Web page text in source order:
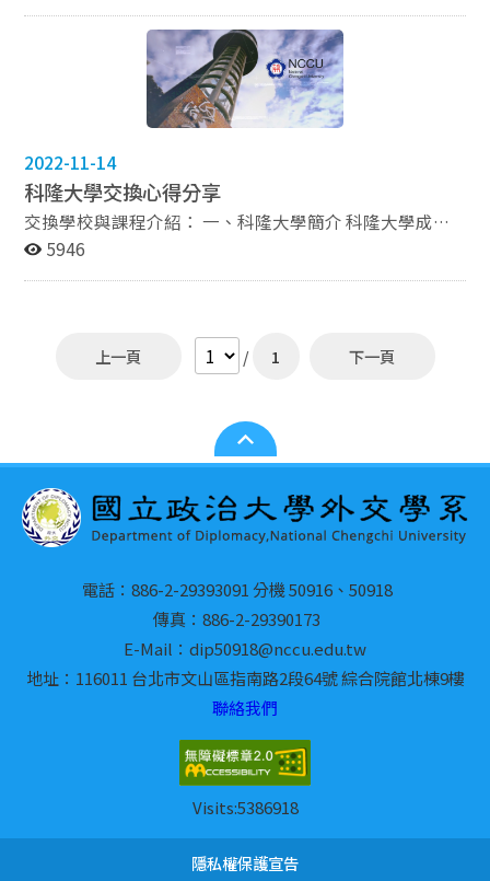
如果有機會申請、資格符合的獎學金，就去申請吧!我自
己也是這樣，不斷嘗試，即便經濟狀況可以負擔，畢竟出
國仍是一筆龐大的開銷，申請到獎學金也不無小補。 除
了背景資料之外，也要記得去查詢國合處公告的交換學校
名單以及相關出國資料。行政作業方面，我自己先查詢自
不會影響畢業後，才繼續查詢國合處相關資料。為了體諒
國合處的助教、專員們，請學弟妹們真的要認真查詢、下
載國合處給你的行前資料。 3.選定目標後開始準備相關申
請資料 *考托福( 我的學校只需要托福成績和在校成績，所
可以選擇補習，然後考試，每個人對於準備語言檢定考的
方式都不一樣，但我認為我應該能夠自己買書準備，所以
書計畫: 確實填寫國合處申請相關表格，並且繳交讀書計
畫。註冊時間請學弟妹們密切注意，遲交或沒交都會影響
你的交換申請成績，讀書計畫沒有特別格式，目的是為了
擬定你出國的目的和想做的事、以及未來相關的連結，我
自己除了有一份像企劃書一樣的讀書計畫外，我也像申請
對於你整個計畫的邏輯、確認自己的每一個步驟，同時又
可以練習一份申請研究所必寫的文件。當然如果學弟妹沒
空那就是用你自己的企劃力，寫出一份清楚、好閱讀並且
有執行可能的計畫書就可以了。 4.進入申請程序—口試、
筆試 如果你是申請其他語言組的(非英文組)，你會有筆
試，由於我是英文組的，這裡就無法分享筆試心得。口試
你的目的、目標，展現你的自信，說服面試官你做得到。
每個人平均5-10分鐘，英文口試，面試的老師不會為難
你，但你自己要準備好、清楚自己的計畫。因為我未來的
已有相關的實習經驗，我知道外交系的優勢以及藝術管理
acceptance letter或visa時比起部分歐洲國家真的100
分，在確認薦外交換名單後政⼤會主動聯絡RUG，然後你
就會收到RUG的信告訴你怎麼做。基本上只要跟著步驟就
不太會有意外發⽣（荷蘭⼈很可愛，跟你說⼤約需要10天
辦理最後就是會花10天，你也不⽤催不⽤急，除非超過他
跟你說的期限再寫信去問）。有個⼩tip在於學校可能會
給你⼀個時間期限叫你要匯錢或幹嘛，這種時候還是可以
儘早， 畢竟壓底線的結果就是會跟其他⼈擠在⼀起塞⾞然
後process拖更久，尤其在IND（荷蘭移民局）issue你的
MVV後還要到台北的辦事處領（不⽤再⾯試，但office
hour⼀個禮拜只開兩天早上，每次只有3個⼩時），所以
你必須提早線上預約，不然我的狀況就是能預約的時間已
不夠，最後就是要親⾃寫信去問能不能提早，他會看你的
狀況幫你插隊，也不⽤本⼈突然跑過去，畢竟辦事⼈員很
忙所以也不會有好臉⾊，最後也還是會叫你寫信問） For
RUG交換就必須具有商學院或經濟系的身份，⽽我個⼈雖
然是外交系的學⽣但我有雙主修經濟系的身分所以才成功
笨，他只會依⼤家的排名去分發卻不會過濾你本⼈有沒有
資格）。這邊tricky的地⽅在於申請acceptance letter的
過程你必須要繳交⼀些相關資料，但此時我才發現政⼤的
成績單上『並不會顯⽰你的雙主修身份！！！』（unless
你已修成畢業），所以我得想辦法證明我的雙主修身份以
避免資格不符被reject。我當時的解法是去學務處申請雙
主修證明，但是！！！學校其實並沒有相關的正式⽂件，
所以承辦⼈員是列印學⽣身份系統的『電腦截圖』給我
（看起來極度不正式），並且蓋⼀個學務處的章。okay，
真的不想跑翻譯然後外交部公正，所以我直接把截圖+蓋
章的列印⽂件掃描成pdf，然後⾃⼰在每⼀⾏⽂字旁邊加
上英⽂翻譯再跟我的成績單合起來⼀起輸出成⼀個檔案上
已⼤四，所以也明顯修習過非常多以同樣⼿法會不會成
表部世貿中心國貿大樓15樓申請由於高麗大學是非法滯留
率不足1%的認證大學故申請簽證時不用繳交存款證明 。
建議提前填好申請單與備妥相關文件，到窗口就可直接繳
件 大約一週就能憑單去領簽證 。 *到韓國後須處理事項 開
辦卡，此卡功能結合學生證、銀行卡、交通卡，但等學生
證發下來需要將近一個月的時間，所以我是在辦理登錄證
的時候拿著護照去隔壁的 우리은행 Woori Bank 櫃台開戶
的。在韓國大家不太用現金，台開戶的。在韓國大家不太
生訓練時會有關於這部分的說明。在拿到登錄證之前不能
出境，否則申請到的學生簽證會無效。登錄證相當於在韓
通線上刷卡功能。另外要注意，只要有搬家就必須去更改
地址。交換學期結束後回台灣前須將登錄證繳回給韓國的
海關。 通訊： 高麗大學附近有KT通訊行，能用護照辦門
號，等拿到登錄證之後再去實名認證即可用護照辦理的門
號要實名認證對通訊行來說程序較為麻煩所以也有可能被
拒絕依承辦人員的心情看他願不願意幫你辦，他堅持不肯
在台灣買好幾日用的網卡，避免到了當地沒有網路可查詢
一階段是選願望清單，每一門課都有可以修課的年級名額
數與交換生名額數，若選課人數沒超過名額的話，一階結
束後會自動加入你選的課。第二次選願望清單時可以再調
整想選的課。第二階段是正式選課，採先搶先贏制度，時
因超過名額數而落選的課程也是在這個要馬上把願望清單
的課程加到選課單裡，一階裡因超過名額數而落選的課程
也是在這個階段要手動選課。階段要手動選課。因每堂課
制，建議在一階時可找找沒有交換生選建議在一階時可找
找沒有交換生選的課，先加到清單裡直接先卡位。 上課情
2022-11-14
科隆大學交換心得分享
交換學校與課程介紹： ⼀、科隆⼤學簡介 科隆⼤學成⽴
於1388 年，是現今德國第⼆古⽼的⼤學。其中分為六⼤
後終於回到教室上課。然⽽德國的疫情管制仍然相對嚴
格，開學初前兩個⽉有⼀些課仍採實體、線上並⾏，⽽若
學的主建築整修，因此上課地點多不在主校區，⽽是散落
在科隆城市的各處，因此需在Klips查詢或是詢問學伴上
不太好找！ ⼆、課程介紹 1. Pre-semester German
Course 科隆⼤學的交換學程附有免費的語⾔課，分為學
學期前，⽽這學期兩者都仍維持線上授課。課程開始前幾
週學校會要求學⽣考分級測驗，若之前沒學過德⽂的話可
以直接點選零基礎，系統便會把你分配到A1.1的基礎班；
若之前有學過德⽂者則可以透過約40 分鐘的單字⽂法測
驗分班。我當時是被分到B2.2的班級，班上⼤約13位學
⽣，並由兩位⽼師輪流授課。學期前的課相當密集，⼀整
課。雖然是線上授課，⽼師還是相當注重上課的互動，⽼
師會不停的問同學問題或是同學間也會有許多時間⼀起討
論⼀個特定主題及其內容，因此⼀整堂課下來真的蠻累
個聽⼒及閱讀的考試，我的經驗是考試主題與上課內容較
5946
上一頁 / 1 下一頁
電話：886-2-29393091 分機 50916、50918
傳真：886-2-29390173
E-Mail：dip50918@nccu.edu.tw
地址：116011 台北市文山區指南路2段64號 綜合院館北棟9樓
聯絡我們
Visits:5386918
隱私權保護宣告